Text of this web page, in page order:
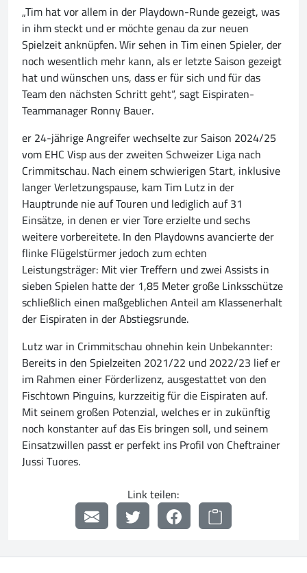
„Tim hat vor allem in der Playdown-Runde gezeigt, was
in ihm steckt und er möchte genau da zur neuen
Spielzeit anknüpfen. Wir sehen in Tim einen Spieler, der
noch wesentlich mehr kann, als er letzte Saison gezeigt
hat und wünschen uns, dass er für sich und für das
Team den nächsten Schritt geht“, sagt Eispiraten-
Teammanager Ronny Bauer.
er 24-jährige Angreifer wechselte zur Saison 2024/25
vom EHC Visp aus der zweiten Schweizer Liga nach
Crimmitschau. Nach einem schwierigen Start, inklusive
langer Verletzungspause, kam Tim Lutz in der
Hauptrunde nie auf Touren und lediglich auf 31
Einsätze, in denen er vier Tore erzielte und sechs
weitere vorbereitete. In den Playdowns avancierte der
flinke Flügelstürmer jedoch zum echten
Leistungsträger: Mit vier Treffern und zwei Assists in
sieben Spielen hatte der 1,85 Meter große Linksschütze
schließlich einen maßgeblichen Anteil am Klassenerhalt
der Eispiraten in der Abstiegsrunde.
Lutz war in Crimmitschau ohnehin kein Unbekannter:
Bereits in den Spielzeiten 2021/22 und 2022/23 lief er
im Rahmen einer Förderlizenz, ausgestattet von den
Fischtown Pinguins, kurzzeitig für die Eispiraten auf.
Mit seinem großen Potenzial, welches er in zukünftig
noch konstanter auf das Eis bringen soll, und seinem
Einsatzwillen passt er perfekt ins Profil von Cheftrainer
Jussi Tuores.
Link teilen: